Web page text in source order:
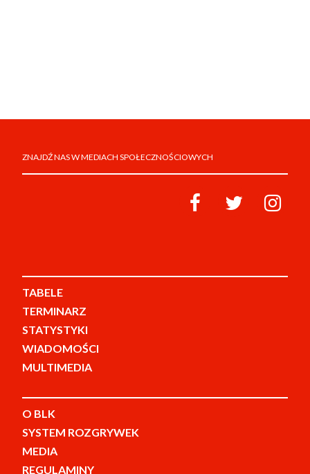
ZNAJDŹ NAS W MEDIACH SPOŁECZNOŚCIOWYCH
TABELE
TERMINARZ
STATYSTYKI
WIADOMOŚCI
MULTIMEDIA
O BLK
SYSTEM ROZGRYWEK
MEDIA
REGULAMINY